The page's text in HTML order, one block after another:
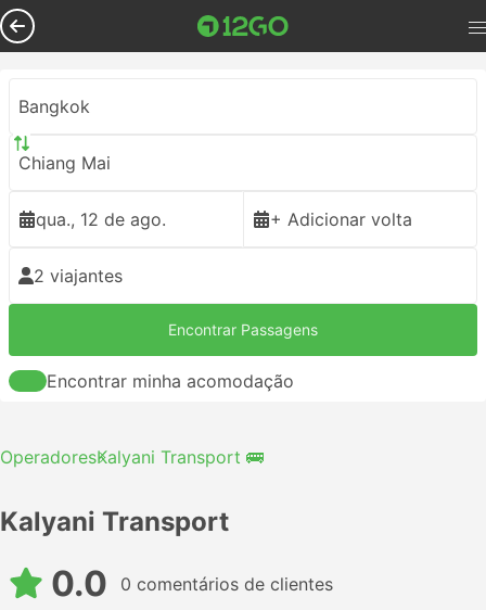
Bangkok
Chiang Mai
qua., 12 de ago. + Adicionar volta
2 viajantes
Encontrar Passagens
Encontrar minha acomodação
OperadoresKalyani Transport 🚌
Kalyani Transport
0.0 0 comentários de clientes